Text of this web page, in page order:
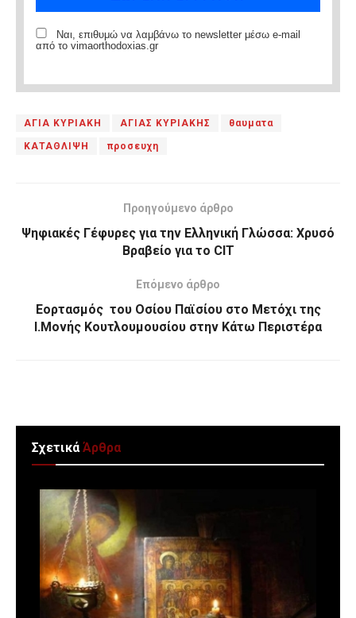
Ναι, επιθυμώ να λαμβάνω το newsletter μέσω e-mail
από το vimaorthodoxias.gr
ΑΓΙΑ ΚΥΡΙΑΚΗ ΑΓΙΑΣ ΚΥΡΙΑΚΗΣ θαυματα
ΚΑΤΑΘΛΙΨΗ προσευχη
Προηγούμενο άρθρο
Ψηφιακές Γέφυρες για την Ελληνική Γλώσσα: Χρυσό
Βραβείο για το CIT
Επόμενο άρθρο
Εορτασμός του Οσίου Παϊσίου στο Μετόχι της
Ι.Μονής Κουτλουμουσίου στην Κάτω Περιστέρα
ΣχετικάΆρθρα